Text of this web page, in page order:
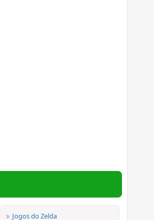
Jogos do Zelda